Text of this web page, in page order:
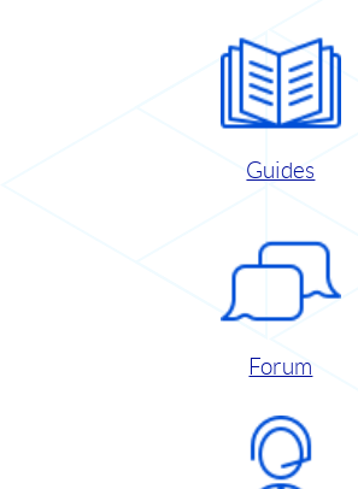
Guides
Forum